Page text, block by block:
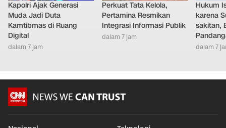
Kapolri Ajak Generasi
Muda Jadi Duta
Kamtibmas di Ruang
Digital
dalam 7 jam
Perkuat Tata Kelola,
Pertamina Resmikan
Integrasi Informasi Publik
dalam 7 jam
Hukum
karena
sakitan,
dalam 7